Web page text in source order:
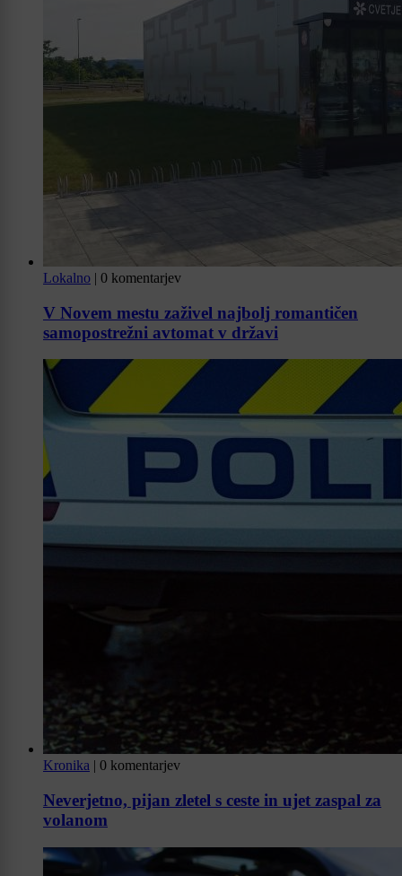
Lokalno | 0 komentarjev
V Novem mestu zaživel najbolj romantičen
samopostrežni avtomat v državi
Kronika 0 komentarjev
Neverjetno, pijan zletel s ceste in ujet zaspal za
volanom